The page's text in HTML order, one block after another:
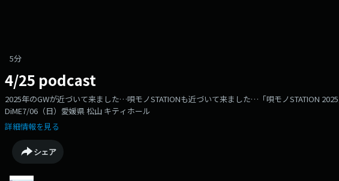
5分
4/25 podcast
2025年のGWが近づいて来ました…唄モノSTATIONも近づいて来ました…「唄モノSTATION
DiME7/06（日）愛媛県 松山 キティホール
詳細情報を見る
シェア